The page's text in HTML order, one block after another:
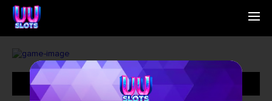
ផ្លូវ
ទាក់ទងមកយើងខ្ញុំ
ព័ត៌មាន
Traditional Chinese
Bangladesh
Phillipines
ព័ត៌មាន​ទូទៅ